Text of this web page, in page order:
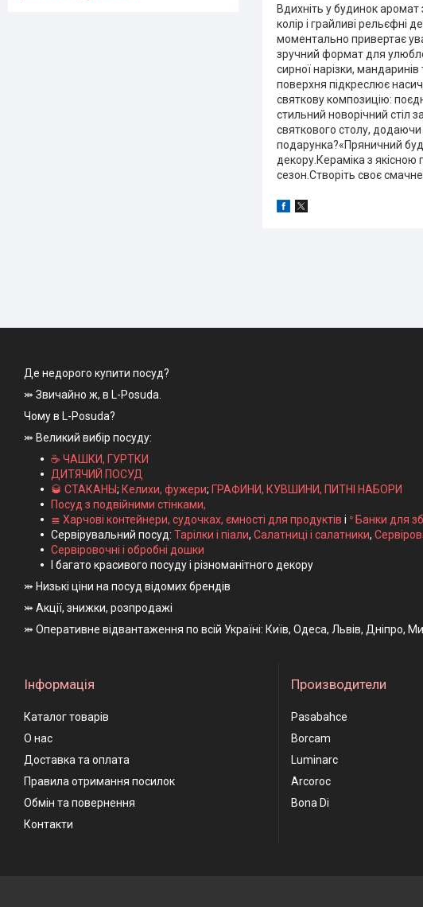
Вдихніть у будинок
колір і грайливі
моментально привертає
зручний формат для
сирної нарізки,
поверхня підкреслює
святкову композицію:
стильний новорічний стіл
святкового столу,
подарунка?«Пряничний
декору.Кераміка з
сезон.Створіть своє
Де недорого купити посуд?
⤗ Звичайно ж, в L-Posuda.
Чому в L-Posuda?
⤗ Великий вибір посуду:
☕ ЧАШКИ, ГУРТКИ
ДИТЯЧИЙ ПОСУД
🥃 СТАКАНЫ; Келихи, фужери; ГРАФИНИ, КУВШИНИ, ПИТНІ НАБОРИ
Посуд з подвійними стінками,
≣ Харчові контейнери, судочках, ємності для продуктів і ᐤ Банки для
Сервірувальний посуд: Тарілки і піали, Салатниці і салатники,
Сервіровочні і обробні дошки
І багато красивого посуду і різноманітного декору
⤗ Низькі ціни на посуд відомих брендів
⤗ Акції, знижки, розпродажі
⤗ Оперативне відвантаження по всій Україні: Київ, Одеса, Львів, Дніпро,
Інформація
Каталог товарів
О нас
Доставка та оплата
Правила отримання посилок
Обмін та повернення
Контакти
Производители
Pasabahce
Borcam
Luminarc
Arcoroc
Bona Di